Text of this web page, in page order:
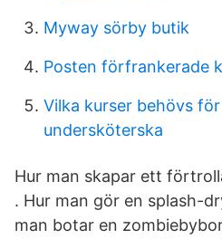
Myway sörby butik
Posten förfrankerade
Vilka kurser behövs
undersköterska
Hur man skapar ett
. Hur man gör en splash-
man botar en